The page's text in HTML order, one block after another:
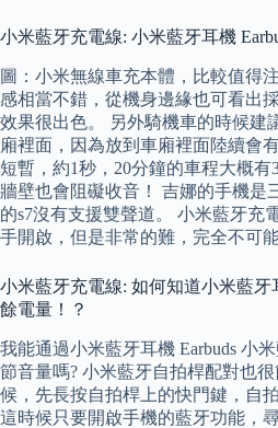
小米藍牙充電線: 小米藍牙耳機
圖：小米無線車充本體，比較值得
感相當不錯，從機身邊緣也可看出
效果很出色。 另外騎機車的時候建
廂裡面，因為放到車廂裡面陸續會
短暫，約1秒，20分鐘的車程大概
牆壁也會阻礙收音！ 吉娜的手機是
的s7沒有支援雙聲道。 小米藍牙充
手開啟，但是非常的難，完全不可能
小米藍牙充電線: 如何知道小米藍牙
餘電量！？
我能通過小米藍牙耳機 Earbuds 小
節音量嗎? 小米藍牙自拍桿配對也
候，先長按自拍桿上的快門鍵，自
這時候只要開啟手機的藍牙功能，